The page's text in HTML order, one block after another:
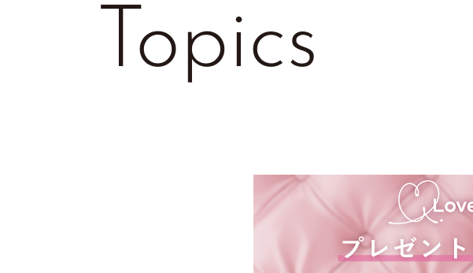
Topics